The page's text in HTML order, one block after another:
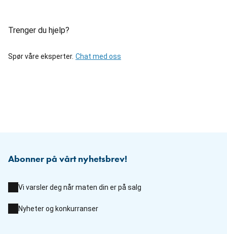
Trenger du hjelp?
Spør våre eksperter. Chat med oss
Abonner på vårt nyhetsbrev!
Vi varsler deg når maten din er på salg
Nyheter og konkurranser